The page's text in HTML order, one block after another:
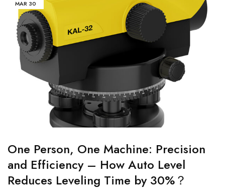
MAR 30
One Person, One Machine: Precision
and Efficiency – How Auto Level
Reduces Leveling Time by 30%？